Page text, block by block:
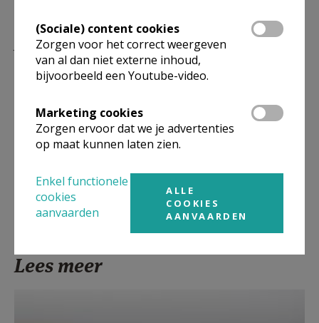
Je kan je aanmelden door een mailtje te sturen
naarsintfranciscuspelt@gmail.com
Meer info: Jan Philippe 0494/29.27.67
Lees meer
(Sociale) content cookies
Zorgen voor het correct weergeven
van al dan niet externe inhoud,
bijvoorbeeld een Youtube-video.
Marketing cookies
Zorgen ervoor dat we je advertenties
op maat kunnen laten zien.
Enkel functionele
cookies
aanvaarden
ALLE
COOKIES
AANVAARDEN